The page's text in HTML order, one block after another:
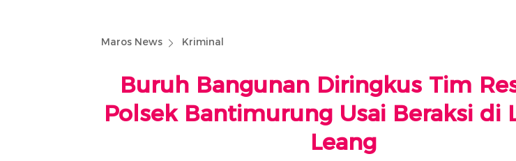
Maros News Kriminal
Buruh Bangunan Diringkus Tim
Polsek Bantimurung Usai Beraksi di
Leang